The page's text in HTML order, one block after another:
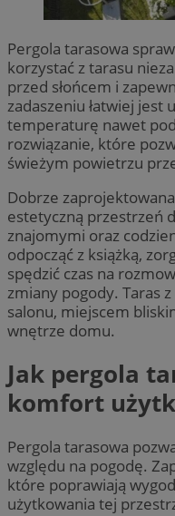
Pergola tarasowa
korzystać z tarasu
przed słońcem i
zadaszeniu łatwiej
temperaturę nawet
rozwiązanie, które
świeżym powietrzu
Dobrze
estetyczną przestrzeń
znajomymi oraz
odpocząć z książką,
spędzić czas na
zmiany pogody. Taras
salonu, miejscem
wnętrze domu.
Jak pergola
komfort
Pergola tarasowa
względu na pogodę.
które poprawiają
użytkowania tej